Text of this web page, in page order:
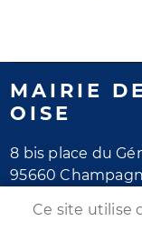
MAIRIE
OISE
8 bis place du
95660
Ce site utilise